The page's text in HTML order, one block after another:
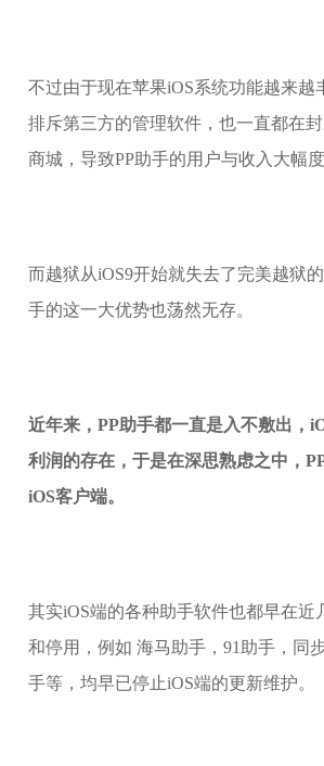
不过由于现在苹果iOS系统功能越来越
排斥第三方的管理软件，也一直都在
商城，导致PP助手的用户与收入大幅度
而越狱从iOS9开始就失去了完美越狱
手的这一大优势也荡然无存。
近年来，PP助手都一直是入不敷出，
利润的存在，于是在深思熟虑之中，
iOS客户端。
其实iOS端的各种助手软件也都早在近
和停用，例如 海马助手，91助手，同
手等，均早已停止iOS端的更新维护。